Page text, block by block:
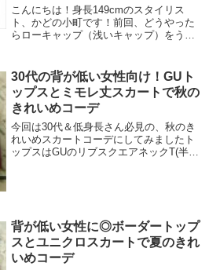
こんにちは！身長149cmのスタイリス
ト、かどの小町です！前回、どうやった
らローキャップ（浅いキャップ）をうま
出ました。このヘアアレンジです↓このヘ
アアレンジは、なんと...
30代の背が低い女性向け！GUト
ップスとミモレ丈スカートで秋の
きれいめコーデ
今回は30代＆低身長さん必見の、秋のき
れいめスカートコーデにしてみましたト
ップスはGUのリブスクエアネックT(半袖)
背が低い女性に◎ボーダートップ
スとユニクロスカートで夏のきれ
いめコーデ